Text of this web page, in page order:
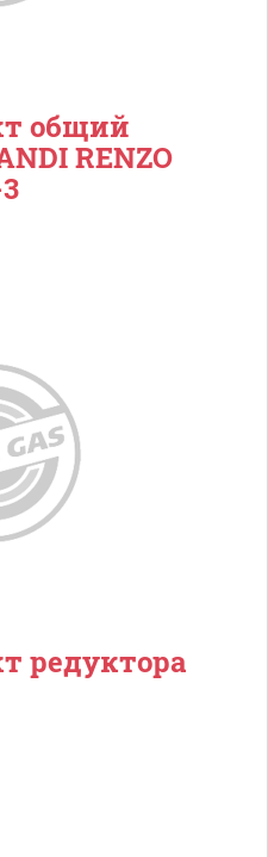
общий
RENZO
редуктора